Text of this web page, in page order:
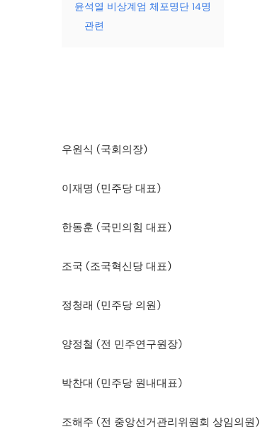
윤석열 비상계엄 체포명단 14명
관련
우원식 (국회의장)
이재명 (민주당 대표)
한동훈 (국민의힘 대표)
조국 (조국혁신당 대표)
정청래 (민주당 의원)
양정철 (전 민주연구원장)
박찬대 (민주당 원내대표)
조해주 (전 중앙선거관리위원회 상임의원)